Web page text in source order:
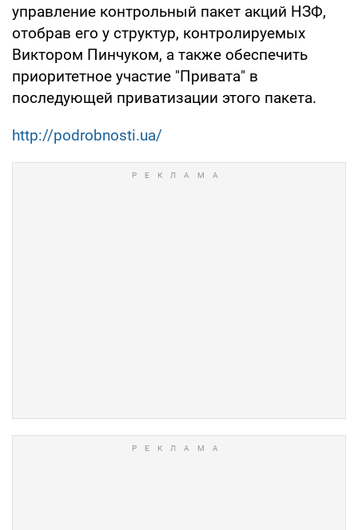
управление контрольный пакет акций НЗФ,
отобрав его у структур, контролируемых
Виктором Пинчуком, а также обеспечить
приоритетное участие "Привата" в
последующей приватизации этого пакета.
http://podrobnosti.ua/